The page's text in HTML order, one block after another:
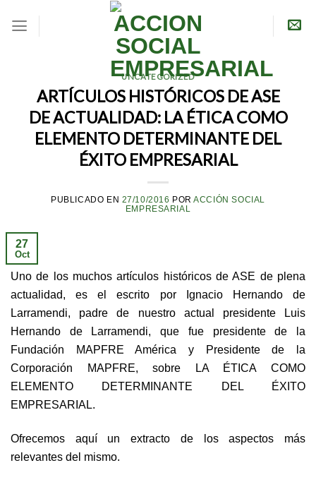
UNCATEGORIZED
ARTÍCULOS HISTÓRICOS DE ASE
DE ACTUALIDAD: LA ÉTICA COMO
ELEMENTO DETERMINANTE DEL
ÉXITO EMPRESARIAL
PUBLICADO EN 27/10/2016 PORACCIÓN SOCIAL
EMPRESARIAL
27
Oct
Uno de los muchos artículos históricos de ASE de plena
actualidad, es el escrito por Ignacio Hernando de
Larramendi, padre de nuestro actual presidente Luis
Hernando de Larramendi, que fue presidente de la
Fundación MAPFRE América y Presidente de la
Corporación MAPFRE, sobre LA ÉTICA COMO
ELEMENTO DETERMINANTE DEL ÉXITO
EMPRESARIAL.
Ofrecemos aquí un extracto de los aspectos más
relevantes del mismo.